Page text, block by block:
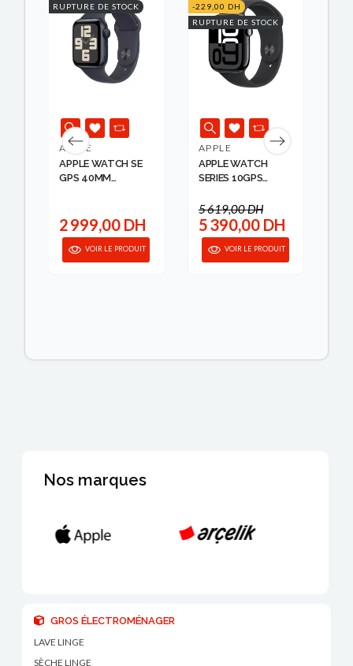
RUPTURE DE STOCK
APPLE
APPLE WATCH SE
GPS 40MM
2 999,00 DH
VOIR LE PRODUIT
-229,00 DH
RUPTURE DE STOCK
APPLE
APPLE WATCH
SERIES 10GPS
5 619,00 DH
5 390,00 DH
VOIR LE PRODUIT
Nos marques
GROS ÉLECTROMÉNAGER
LAVE LINGE
SÈCHE LINGE